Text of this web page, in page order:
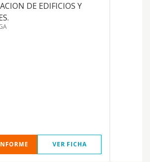
DE EDIFICIOS Y
VER FICHA